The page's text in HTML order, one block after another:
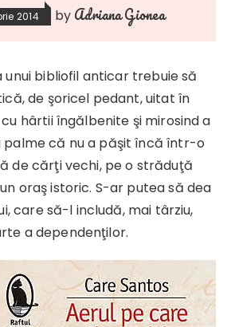
2014 by Adriana Gionea
unui bibliofil anticar trebuie să
de şoricel pedant, uitat în
hârtii îngălbenite şi mirosind a
palme că nu a păşit încă într-o
de cărţi vechi, pe o străduţă
oraş istoric. S-ar putea să dea
care să-l includă, mai târziu,
a dependenţilor.